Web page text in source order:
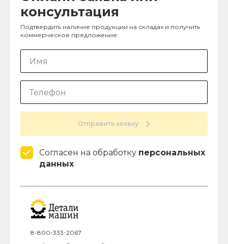
консультация
Подтвердить наличие продукции на складах и получить
коммерческое предложение:
Отправить заявку
Согласен на обработку персональных
данных
8-800-333-2067